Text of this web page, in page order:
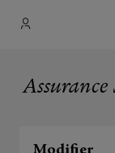
Assurance